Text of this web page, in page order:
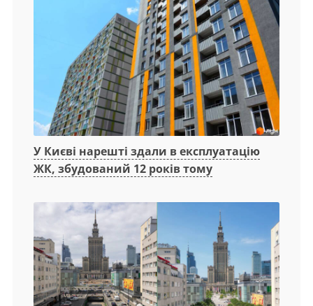
У Києві нарешті здали в експлуатацію
ЖК, збудований 12 років тому